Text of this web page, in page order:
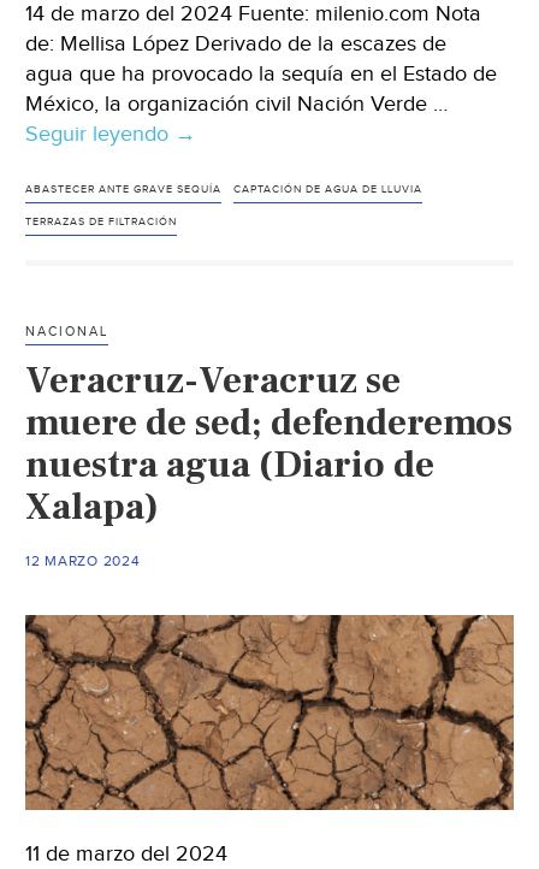
14 de marzo del 2024 Fuente: milenio.com Nota
de: Mellisa López Derivado de la escazes de
agua que ha provocado la sequía en el Estado de
México, la organización civil Nación Verde …
Seguir leyendo Estado
México-
Con
captar
de
6
de
lluvia
en
Ocoyoacac
(Milenio)
→
ABASTECER ANTE GRAVE SEQUÍA CAPTACIÓN DE AGUA DE LLUVIA
TERRAZAS DE FILTRACIÓN
NACIONAL
Veracruz-Veracruz se
muere de sed; defenderemos
nuestra agua (Diario de
Xalapa)
12 MARZO 2024
11 de marzo del 2024